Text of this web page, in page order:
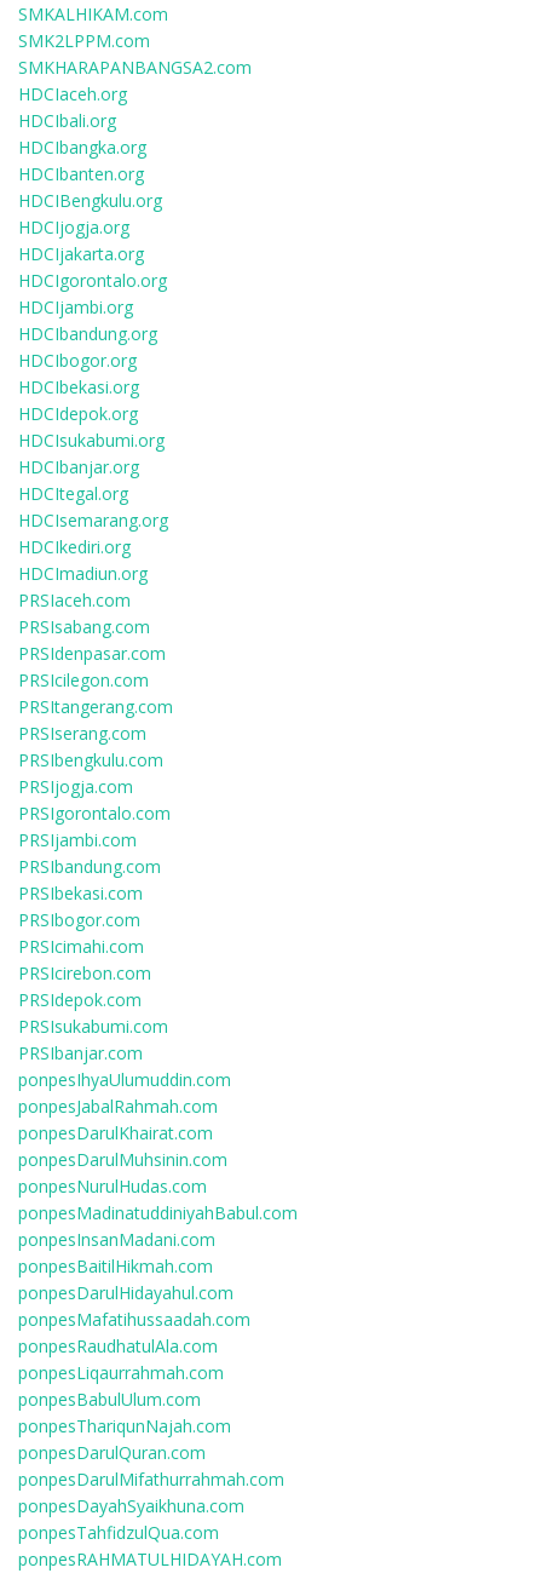
SMKALHIKAM.com
SMK2LPPM.com
SMKHARAPANBANGSA2.com
HDCIaceh.org
HDCIbali.org
HDCIbangka.org
HDCIbanten.org
HDCIBengkulu.org
HDCIjogja.org
HDCIjakarta.org
HDCIgorontalo.org
HDCIjambi.org
HDCIbandung.org
HDCIbogor.org
HDCIbekasi.org
HDCIdepok.org
HDCIsukabumi.org
HDCIbanjar.org
HDCItegal.org
HDCIsemarang.org
HDCIkediri.org
HDCImadiun.org
PRSIaceh.com
PRSIsabang.com
PRSIdenpasar.com
PRSIcilegon.com
PRSItangerang.com
PRSIserang.com
PRSIbengkulu.com
PRSIjogja.com
PRSIgorontalo.com
PRSIjambi.com
PRSIbandung.com
PRSIbekasi.com
PRSIbogor.com
PRSIcimahi.com
PRSIcirebon.com
PRSIdepok.com
PRSIsukabumi.com
PRSIbanjar.com
ponpesIhyaUlumuddin.com
ponpesJabalRahmah.com
ponpesDarulKhairat.com
ponpesDarulMuhsinin.com
ponpesNurulHudas.com
ponpesMadinatuddiniyahBabul.com
ponpesInsanMadani.com
ponpesBaitilHikmah.com
ponpesDarulHidayahul.com
ponpesMafatihussaadah.com
ponpesRaudhatulAla.com
ponpesLiqaurrahmah.com
ponpesBabulUlum.com
ponpesThariqunNajah.com
ponpesDarulQuran.com
ponpesDarulMifathurrahmah.com
ponpesDayahSyaikhuna.com
ponpesTahfidzulQua.com
ponpesRAHMATULHIDAYAH.com